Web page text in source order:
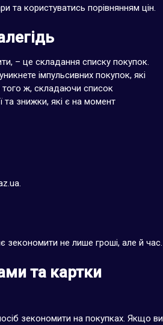
та користуватись порівнянням цін.
– це складання списку покупок.
імпульсивних покупок, які
того ж, складаючи список
та знижки, які є на момент
зекономити не лише гроші, але й час.
та картки
зекономити на покупках. Якщо ви